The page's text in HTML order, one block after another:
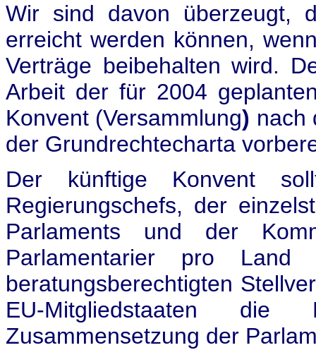
Wir sind davon überzeugt,
erreicht werden können,
Verträge beibehalten wird.
Arbeit der für 2004
Konvent (Versammlung) nach
der Grundrechtecharta
Der künftige Konvent
Regierungschefs, der
Parlaments und der
Parlamentarier pro
beratungsberechtigten
EU-Mitgliedstaaten die
Zusammensetzung der